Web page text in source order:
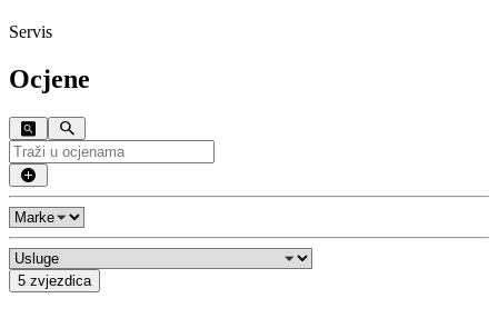
Servis
Ocjene
5 zvjezdica